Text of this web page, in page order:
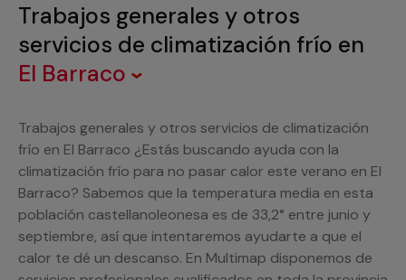
Trabajos generales y otros
servicios de climatización frío en
El Barraco
Trabajos generales y otros servicios de climatización
frío en El Barraco ¿Estás buscando ayuda con la
climatización frío para no pasar calor este verano en El
Barraco? Sabemos que la temperatura media en esta
población castellanoleonesa es de 33,2° entre junio y
septiembre, así que intentaremos ayudarte a que el
calor te dé un descanso. En Multimap disponemos de